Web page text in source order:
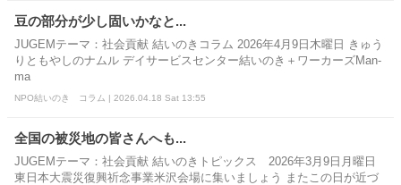
豆の部分が少し固いかなと...
JUGEMテーマ：社会貢献 結いのきコラム 2026年4月9日木曜日 きゅう
りともやしのナムル デイサービスセンター結いのき＋ワーカーズMan-
ma
NPO結いのき コラム | 2026.04.18 Sat 13:55
全国の被災地の皆さんへも...
JUGEMテーマ：社会貢献 結いのきトピックス 2026年3月9日月曜日
東日本大震災復興祈念事業米沢会場に集いましょう またこの日が近づ